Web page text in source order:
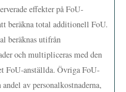
effekter på FoU-
beräkna total additionell FoU.
beräknas utifrån
och multipliceras med den
FoU-anställda. Övriga FoU-
av personalkostnaderna,